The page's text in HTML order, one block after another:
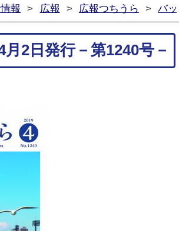
報 > 広報 > 広報つちうら > バ
月2日発行－第1240号－